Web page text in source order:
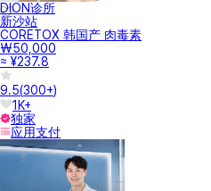
DION诊所
新沙站
CORETOX 韩国产 肉毒素
₩50,000
≈ ¥237.8
9.5(300+)
1K+
独家
应用支付